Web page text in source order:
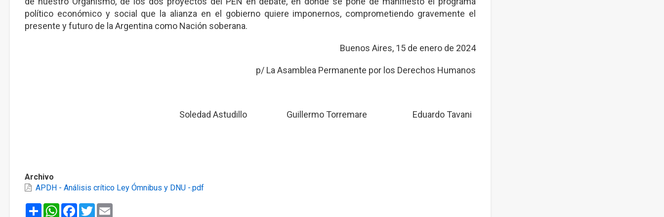
político económico y social que la alianza en el gobierno quiere imponernos, comprometiendo gravemente el
presente y futuro de la Argentina como Nación soberana.
Buenos Aires, 15 de enero de 2024
p/ La Asamblea Permanente por los Derechos Humanos
Soledad Astudillo Guillermo Torremare Eduardo Tavani
Archivo
APDH - Análisis crítico Ley Ómnibus y DNU -.pdf
ShareWhatsApp
Facebook
Twitter